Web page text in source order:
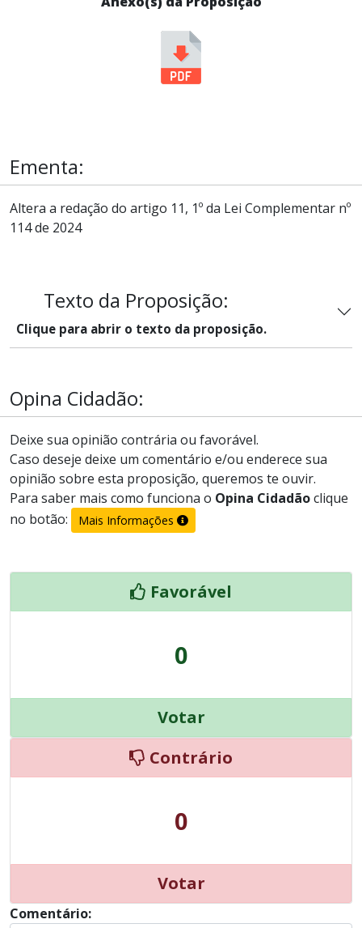
Ementa:
Altera a redação do artigo 11, 1º da Lei Complementar nº
114 de 2024
Texto da Proposição:
Clique para abrir o texto da proposição.
Opina Cidadão:
Deixe sua opinião contrária ou favorável.
Caso deseje deixe um comentário e/ou enderece sua
opinião sobre esta proposição, queremos te ouvir.
Para saber mais como funciona o Opina Cidadãoclique
no botão:
Mais Informações
Favorável
0
Votar
Contrário
0
Votar
Comentário: